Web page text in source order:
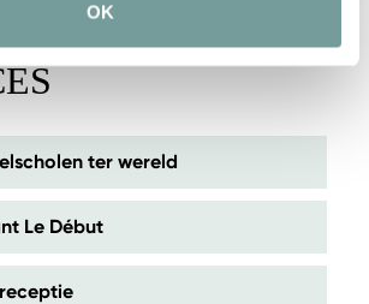
OK
AND
ter wereld
Le Début